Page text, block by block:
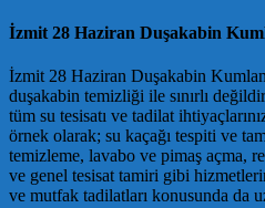
İzmit 28 Haziran Duşakabin
İzmit 28 Haziran Duşakabin
duşakabin temizliği ile sınırlı
tüm su tesisatı ve tadilat
örnek olarak; su kaçağı tespiti ve
temizleme, lavabo ve pimaş açma,
ve genel tesisat tamiri gibi
ve mutfak tadilatları konusunda da